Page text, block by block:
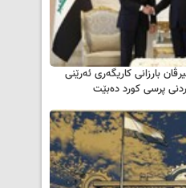
بارزانی كاریگه‌ری ئه‌رێنی
پرسی كورد ده‌بێت